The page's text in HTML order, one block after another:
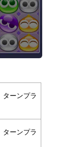
ターンプラ
ターンプラ